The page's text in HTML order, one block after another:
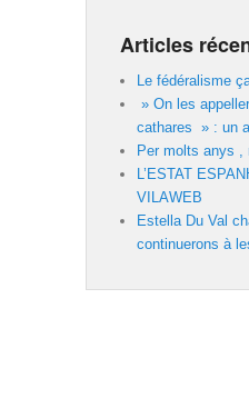
Articles
Le fédéralisme
» On les
cathares » : un
Per molts anys
L’ESTAT
VILAWEB
Estella Du Val
continuerons à